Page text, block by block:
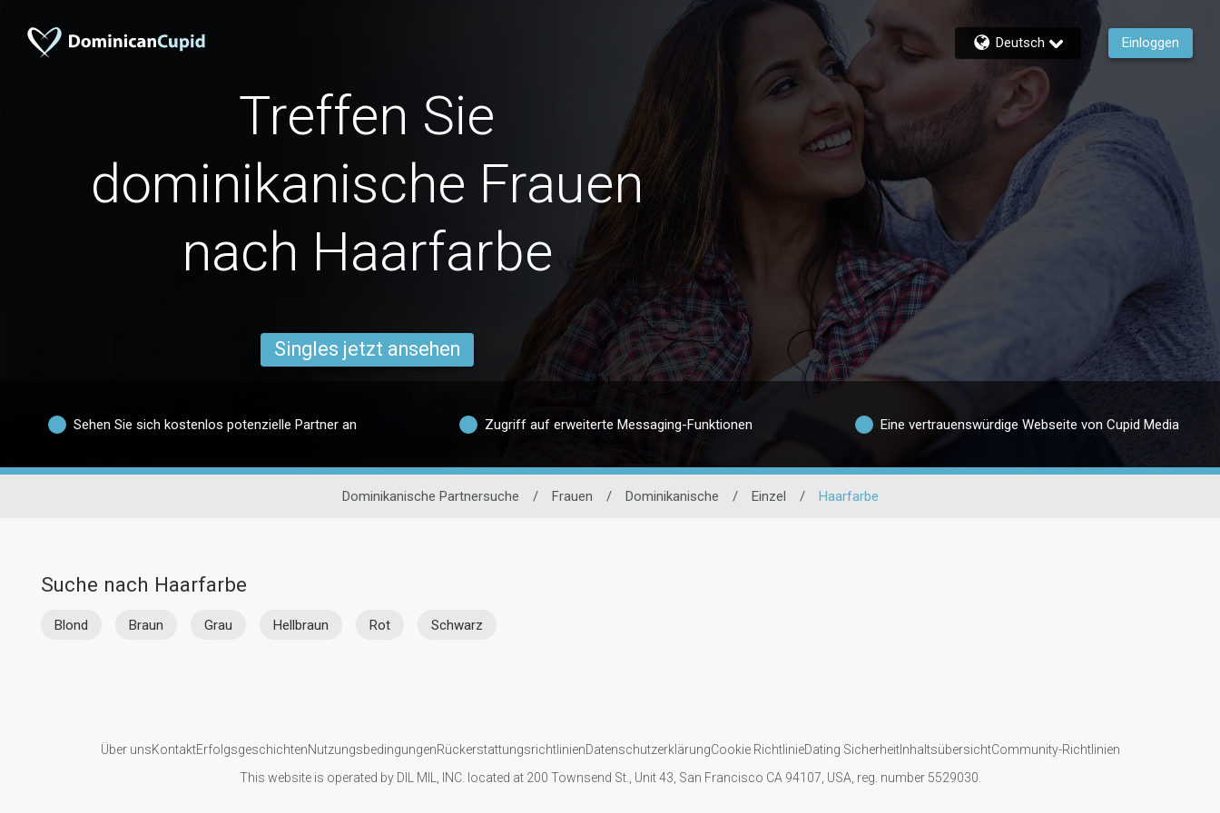
Deutsch Einloggen
Treffen Sie
dominikanische Frauen
nach Haarfarbe
Singles jetzt ansehen
Sehen Sie sich kostenlos potenzielle Partner an Zugriff auf erweiterte Messaging-Funktionen Eine vertrauenswürdige Webseite von Cupid Media
Dominikanische Partnersuche / Frauen / Dominikanische / Einzel / Haarfarbe
Suche nach Haarfarbe
Blond Braun Grau Hellbraun Rot Schwarz
Über unsKontaktErfolgsgeschichtenNutzungsbedingungenRückerstattungsrichtlinienDatenschutzerklärungCookie RichtlinieDating SicherheitInhaltsübersichtCommunity-Richtlinien
This website is operated by DIL MIL, INC. located at 200 Townsend St., Unit 43, San Francisco CA 94107, USA, reg. number 5529030.